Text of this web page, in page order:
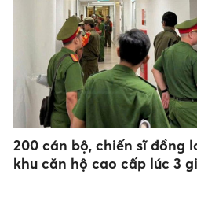
200 cán bộ, chiến sĩ đồng
khu căn hộ cao cấp lúc 3